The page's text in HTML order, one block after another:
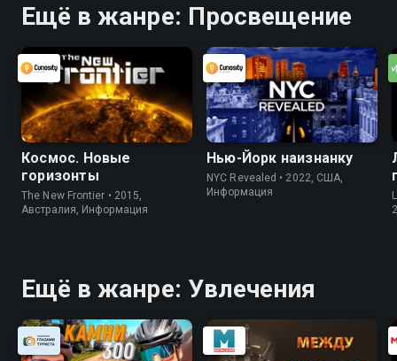
Ещё в жанре: Просвещение
Космос. Новые
горизонты
The New Frontier • 2015,
Австралия, Информация
Нью-Йорк наизнанку
NYC Revealed • 2022, США,
Информация
Ещё в жанре: Увлечения